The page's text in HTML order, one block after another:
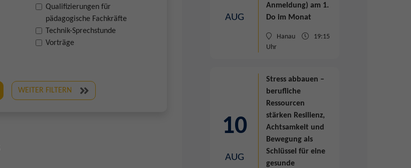
Qualifizierungen für
pädagogische Fachkräfte
Technik-Sprechstunde
Vorträge
WEITER FILTERN
AUG
Anmeldung) am 1.
Do im Monat
Hanau
19:15
Uhr
10
AUG
Stress abbauen –
berufliche
Ressourcen
stärken Resilienz,
Achtsamkeit und
Bewegung als
Schlüssel für eine
gesunde